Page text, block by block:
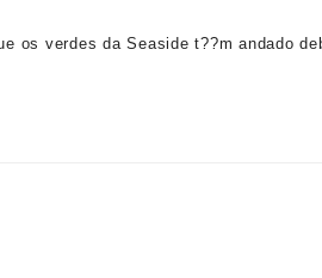
os verdes da Seaside t??m andado